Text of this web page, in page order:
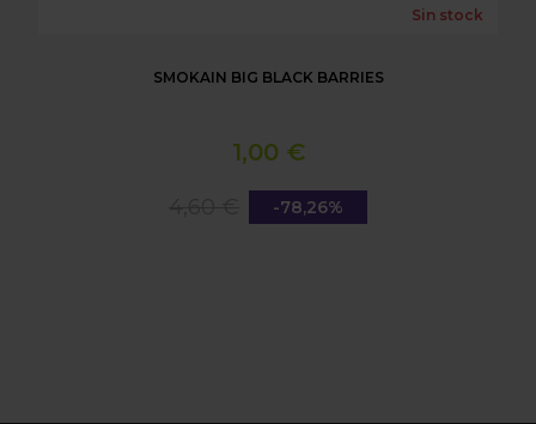
Sin stock
SMOKAIN BIG BLACK BARRIES
1,00 €
-78,26%